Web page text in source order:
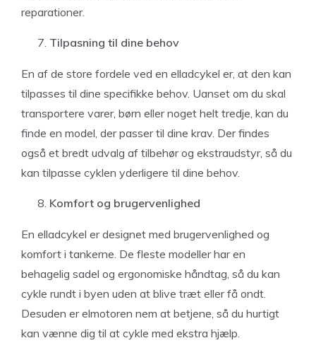
reparationer.
Tilpasning til dine behov
En af de store fordele ved en elladcykel er, at den kan
tilpasses til dine specifikke behov. Uanset om du skal
transportere varer, børn eller noget helt tredje, kan du
finde en model, der passer til dine krav. Der findes
også et bredt udvalg af tilbehør og ekstraudstyr, så du
kan tilpasse cyklen yderligere til dine behov.
Komfort og brugervenlighed
En elladcykel er designet med brugervenlighed og
komfort i tankerne. De fleste modeller har en
behagelig sadel og ergonomiske håndtag, så du kan
cykle rundt i byen uden at blive træt eller få ondt.
Desuden er elmotoren nem at betjene, så du hurtigt
kan vænne dig til at cykle med ekstra hjælp.